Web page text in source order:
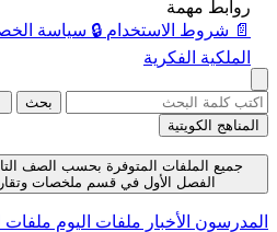
روابط مهمة
📄 شروط الاستخدام 🔒 سياسة
الملكية الفكرية
بحث
المناهج الكويتية
جميع الملفات المتوفرة بحسب الصف
الفصل الأول في قسم ملخصات وتقارير حتى
المدرسون الأخبار ملفات اليوم